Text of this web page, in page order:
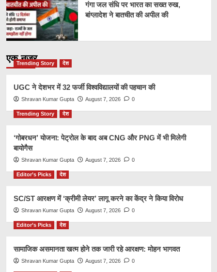
गंगा जल संधि पर भारत का सख्त रुख,
बांग्लादेश ने बातचीत की अपील की
एक नज़र
Trending Story देश
UGC ने देशभर में 32 फर्जी विश्वविद्यालयों की पहचान की
Shravan Kumar Gupta August 7, 2026 0
Trending Story देश
‘गोबरधन’ योजना: पेट्रोल के बाद अब CNG और PNG में भी मिलेगी
बायोगैस
Shravan Kumar Gupta August 7, 2026 0
Editor’s Picks देश
SC/ST आरक्षण में ‘क्रीमी लेयर’ लागू करने का केंद्र ने किया विरोध
Shravan Kumar Gupta August 7, 2026 0
Editor’s Picks देश
सामाजिक असमानता खत्म होने तक जारी रहे आरक्षण: मोहन भागवत
Shravan Kumar Gupta August 7, 2026 0